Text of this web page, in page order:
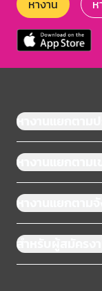
หางาน ห
หางานแยกตามป
หางานแยกตามเ
หางานแยกตามจั
สำหรับผู้สมัครงาน